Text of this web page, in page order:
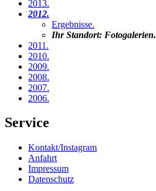
2013.
2012.
Ergebnisse.
Ihr Standort: Fotogalerien.
2011 .
2010.
2009.
2008.
2007.
2006.
Service
Kontakt/Instagram
Anfahrt
Impressum
Datenschutz